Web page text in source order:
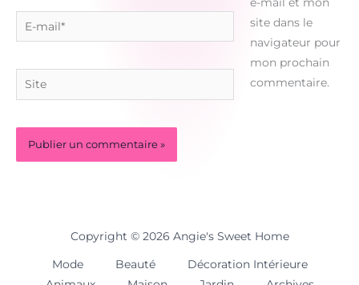
E-
mail*
Site
e-mail et mon
site dans le
navigateur pour
mon prochain
commentaire.
Copyright © 2026 Angie's Sweet Home
Mode Beauté
Décoration Intérieure